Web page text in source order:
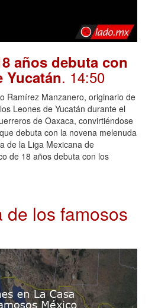
años debuta con
Yucatán. 14:50
Ramírez Manzanero, originario de
Leones de Yucatán durante el
de Oaxaca, convirtiéndose
debuta con la novena melenuda
de la Liga Mexicana de
de 18 años debuta con los
de los famosos